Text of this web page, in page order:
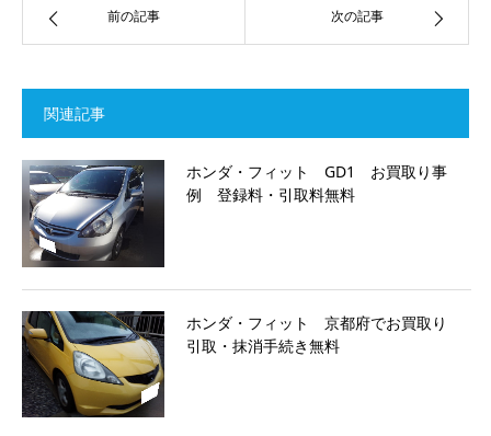
前の記事 次の記事
関連記事
ホンダ・フィット GD1 お買取り事
例 登録料・引取料無料
ホンダ・フィット 京都府でお買取り
引取・抹消手続き無料